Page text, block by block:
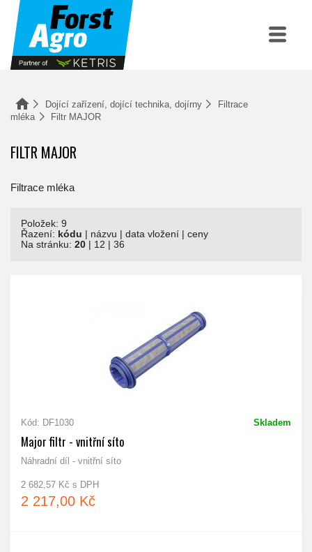
Dojící zařízení, dojící technika, dojírny
Filtrace
mléka
Filtr MAJOR
FILTR MAJOR
Filtrace mléka
Položek: 9
Řazení: kódu | názvu | data vložení | ceny
Na stránku: 20 | 12 | 36
Kód: DF1030 Skladem
Major filtr - vnitřní síto
Náhradní díl - vnitřní síto
2 682,57 Kč s DPH
2 217,00 Kč